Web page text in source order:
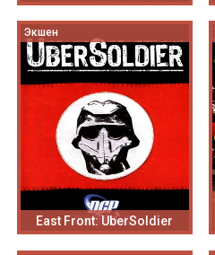
Экшен
East Front: UberSoldier